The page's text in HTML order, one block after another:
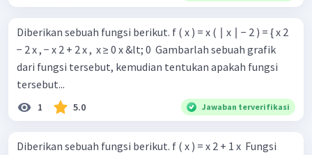
Diberikan sebuah fungsi berikut. f ( x ) = x ( ∣ x ∣ − 2 ) = { x 2
− 2 x , − x 2 + 2 x , ​ x ≥ 0 x &lt; 0 ​ Gambarlah sebuah grafik
dari fungsi tersebut, kemudian tentukan apakah fungsi
tersebut...
1 5.0 Jawaban terverifikasi
Diberikan sebuah fungsi berikut. f ( x ) = x 2 + 1 x ​ Fungsi